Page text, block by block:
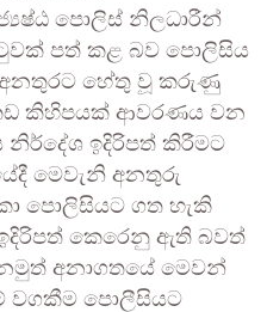
පොලිස් නිලධාරීන්
පත් කළ බව පොලිසිය
අනතුරට හේතු වූ කරුණු
කිහිපයක් ආවරණය වන
ඉදිරිපත් කිරීමට
මෙවැනි අනතුරු
පොලිසියට ගත හැකි
ඉදිරිපත් කෙරෙනු ඇති බවත්
අනාගතයේ මෙවන්
වගකීම පොලීසියට